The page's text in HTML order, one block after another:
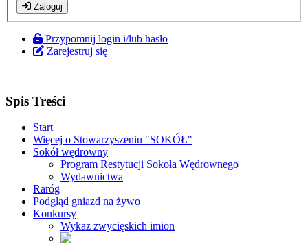
Zaloguj
Przypomnij login i/lub hasło
Zarejestruj się
Spis Treści
Start
Więcej o Stowarzyszeniu "SOKÓŁ"
Sokół wędrowny
Program Restytucji Sokoła Wędrownego
Wydawnictwa
Raróg
Podgląd gniazd na żywo
Konkursy
Wykaz zwycięskich imion